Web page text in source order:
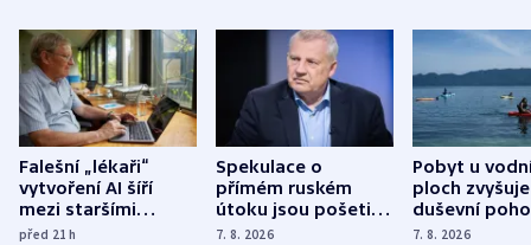
Falešní „lékaři“
vytvoření AI šíří
mezi staršími
Poláky nebezpečné
před 21h
Spekulace o
přímém ruském
útoku jsou pošetilé,
míní estonský
7. 8. 2026
Pobyt u
ploch zvyšuje
duševní
ukázala
7. 8. 2026